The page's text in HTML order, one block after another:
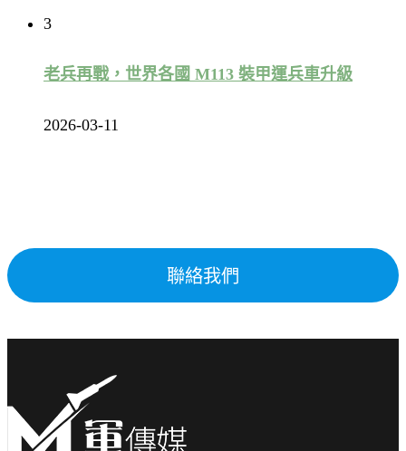
3
老兵再戰，世界各國 M113 裝甲運兵車升級
2026-03-11
聯絡我們